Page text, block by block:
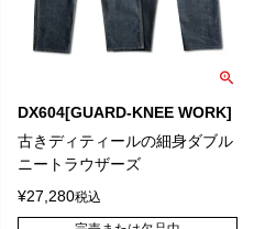
DX604[GUARD-KNEE WORK]
古きディティールの細身ダブル
ニートラウザーズ
¥27,280税込